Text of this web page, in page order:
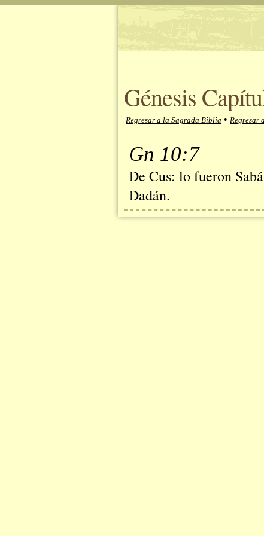
Génesis
Regresar a la Sagrada Biblia • Regresar
Gn 10:7
De Cus: lo fueron
Dadán.